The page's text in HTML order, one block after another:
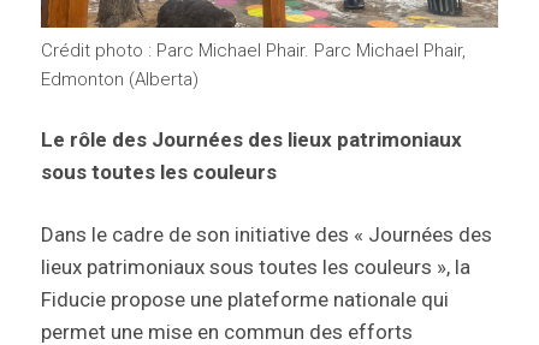
Crédit photo : Parc Michael Phair. Parc Michael Phair,
Edmonton (Alberta)
Le rôle des Journées des lieux patrimoniaux
sous toutes les couleurs
Dans le cadre de son initiative des « Journées des
lieux patrimoniaux sous toutes les couleurs », la
Fiducie propose une plateforme nationale qui
permet une mise en commun des efforts